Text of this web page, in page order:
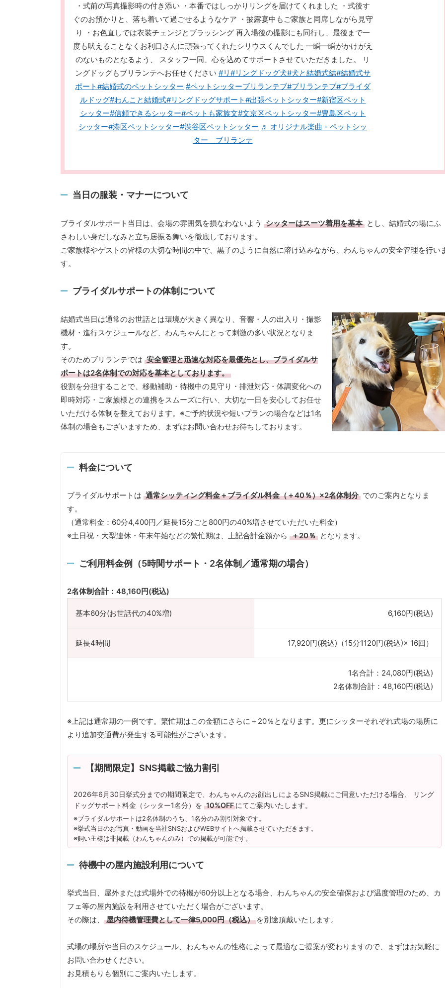
・式前の写真撮影時の付き添い ・本番ではしっかりリングを届けてくれました ・式後す
ぐのお預かりと、落ち着いて過ごせるようなケア ・披露宴中もご家族と同席しながら見守
り ・お色直しでは衣装チェンジとブラッシング 再入場後の撮影にも同行し、最後まで一
度も吠えることなくお利口さんに頑張ってくれたシリウスくんでした 一瞬一瞬がかけがえ
のないものとなるよう、 スタッフ一同、心を込めてサポートさせていただきました。 リ
ングドッグもブリランテへお任せください #リ #リングドッグ犬#犬と結婚式結#結婚式サ
ポート#結婚式のペットシッター #ペットシッターブリランテブ#ブリランテブ#ブライダ
ルドッグ#わんこと結婚式#リングドッグサポート#出張ペットシッター#新宿区ペット
シッター#信頼できるシッター#ペットも家族文#文京区ペットシッター#豊島区ペット
シッター#港区ペットシッター#渋谷区ペットシッター ♬ オリジナル楽曲 - ペットシッ
ター ブリランテ
当日の服装・マナーについて
ブライダルサポート当日は、会場の雰囲気を損なわないよう シッターはスーツ着用を基本とし、結婚式の場にふ
さわしい身だしなみと立ち居振る舞いを徹底しております。
ご家族様やゲストの皆様の大切な時間の中で、黒子のように自然に溶け込みながら、わんちゃんの安全管理を行い
す。
ブライダルサポートの体制について
結婚式当日は通常のお世話とは環境が大きく異なり、音響・人の出入り・撮影
機材・進行スケジュールなど、わんちゃんにとって刺激の多い状況となりま
す。
そのためブリランテでは 安全管理と迅速な対応を最優先とし、ブライダルサ
ポートは2名体制での対応を基本としております。
役割を分担することで、移動補助・待機中の見守り・排泄対応・体調変化への
即時対応・ご家族様との連携をスムーズに行い、大切な一日を安心してお任せ
いただける体制を整えております。※ご予約状況や短いプランの場合などは1名
体制の場合もございますため、まずはお問い合わせお待ちしております。
料金について
ブライダルサポートは 通常シッティング料金＋ブライダル料金（＋40％）×2名体制分でのご案内となりま
す。
（通常料金：60分4,400円／延長15分ごと800円の40%増させていただいた料金）
※土日祝・大型連休・年末年始などの繁忙期は、上記合計金額から ＋20％となります。
ご利用料金例（5時間サポート・2名体制／通常期の場合）
2名体制合計：48,160円(税込)
基本60分(お世話代の40%増) 6,160円(税込)
延長4時間 17,920円(税込)（15分1120円(税込)× 16回）
1名合計：24,080円(税込)
2名体制合計：48,160円(税込)
※上記は通常期の一例です。繁忙期はこの金額にさらに＋20％となります。更にシッターそれぞれ式場の場所に
より追加交通費が発生する可能性がございます。
【期間限定】SNS掲載ご協力割引
2026年6月30日挙式分までの期間限定で、わんちゃんのお顔出しによるSNS掲載にご同意いただける場合、 リング
ドッグサポート料金（シッター1名分）を 10%OFF にてご案内いたします。
※ブライダルサポートは2名体制のうち、1名分のみ割引対象です。
※挙式当日のお写真・動画を当社SNSおよびWEBサイトへ掲載させていただきます。
※飼い主様は非掲載（わんちゃんのみ）での掲載が可能です。
待機中の屋内施設利用について
挙式当日、屋外または式場外での待機が60分以上となる場合、わんちゃんの安全確保および温度管理のため、カ
フェ等の屋内施設を利用させていただく場合がございます。
その際は、
屋内待機管理費として一律5,000円（税込）を別途頂戴いたします。
式場の場所や当日のスケジュール、わんちゃんの性格によって最適なご提案が変わりますので、まずはお気軽に
お問い合わせください。
お見積もりも個別にご案内いたします。